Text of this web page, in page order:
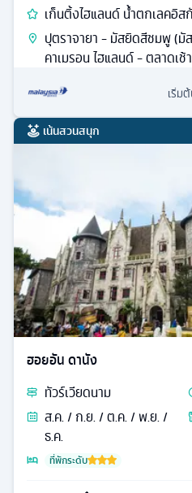
เก็นติ้งไฮแลนด์ น้ำตกเลคอิส
ปุตราจายา - มัสยิดสีชมพู (มั
คาเมรอน ไฮแลนด์ - ตลาดเ
เริ่ม
เน้นสวนสนุก
ฮอยอัน ดานัง
ทัวร์เวียดนาม
ส.ค. / ก.ย. / ต.ค. / พ.ย. /
ธ.ค.
ที่พักระดับ